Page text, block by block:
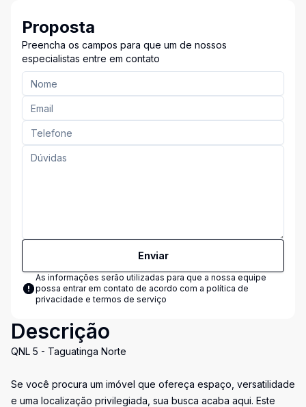
Proposta
Preencha os campos para que um de nossos
especialistas entre em contato
Enviar
As informações serão utilizadas para que a nossa equipe
possa entrar em contato de acordo com a política de
privacidade e termos de serviço
Descrição
QNL 5 - Taguatinga Norte
Se você procura um imóvel que ofereça espaço, versatilidade
e uma localização privilegiada, sua busca acaba aqui. Este